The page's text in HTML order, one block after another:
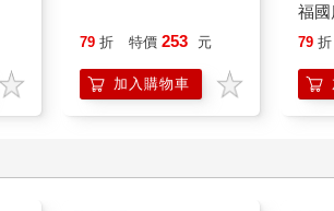
六個月啊！」
不喜歡你這堆鬼蠍子……你這些玩意兒太荒
主意了！」
79 折 特價 253 元
加入購物車
福
79 折